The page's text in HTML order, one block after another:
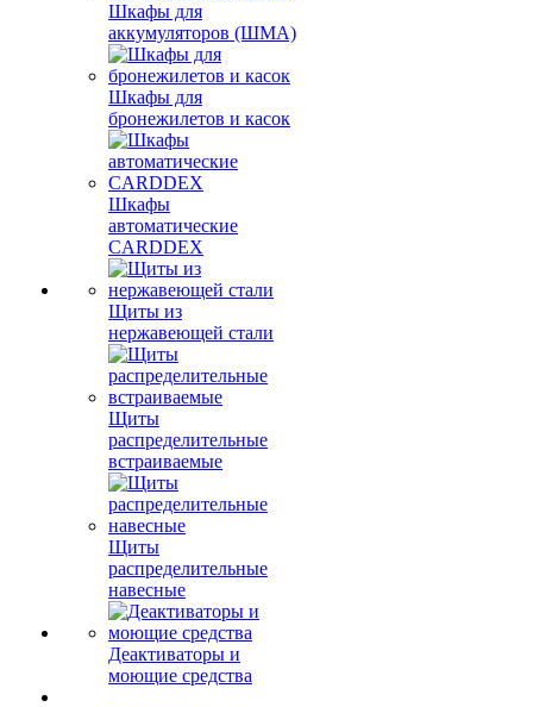
Шкафы для
аккумуляторов (ШМА)
Шкафы для
бронежилетов и касок
Шкафы
автоматические
CARDDEX
Щиты из
нержавеющей стали
Щиты
распределительные
встраиваемые
Щиты
распределительные
навесные
Деактиваторы и
моющие средства